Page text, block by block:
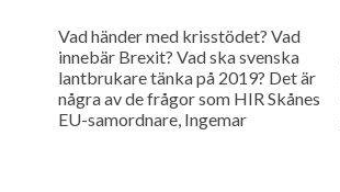
Vad händer med krisstödet? Vad
innebär Brexit? Vad ska svenska
lantbrukare tänka på 2019? Det är
några av de frågor som HIR Skånes
EU-samordnare, Ingemar